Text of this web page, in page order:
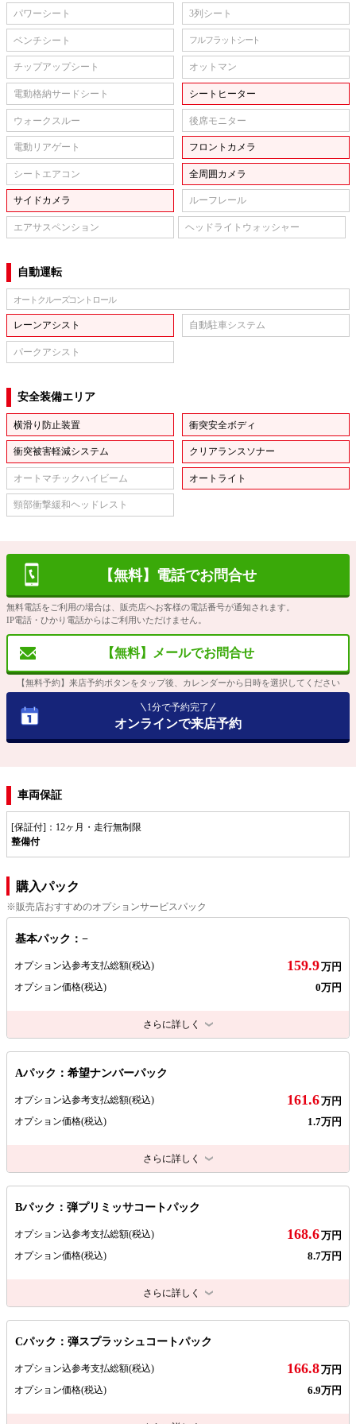
パワーシート 3列シート
ベンチシート フルフラットシート
チップアップシート オットマン
電動格納サードシート シートヒーター
ウォークスルー 後席モニター
電動リアゲート フロントカメラ
シートエアコン 全周囲カメラ
サイドカメラ ルーフレール
エアサスペンション ヘッドライトウォッシャー
自動運転
オートクルーズコントロール
レーンアシスト 自動駐車システム
パークアシスト
安全装備エリア
横滑り防止装置 衝突安全ボディ
衝突被害軽減システム クリアランスソナー
オートマチックハイビーム オートライト
頸部衝撃緩和ヘッドレスト
【無料】電話でお問合せ
無料電話をご利用の場合は、販売店へお客様の電話番号が通知されます。
IP電話・ひかり電話からはご利用いただけません。
【無料】メールでお問合せ
【無料予約】来店予約ボタンをタップ後、カレンダーから日時を選択してください
1分で予約完了
オンラインで来店予約
車両保証
[保証付]：12ヶ月・走行無制限
整備付
購入パック
※販売店おすすめのオプションサービスパック
基本パック：−
オプション込参考支払総額(税込) 159.9万円
オプション価格(税込) 0万円
さらに詳しく
Aパック：希望ナンバーパック
オプション込参考支払総額(税込) 161.6万円
オプション価格(税込) 1.7万円
さらに詳しく
Bパック：弾プリミッサコートパック
オプション込参考支払総額(税込) 168.6万円
オプション価格(税込) 8.7万円
さらに詳しく
Cパック：弾スプラッシュコートパック
オプション込参考支払総額(税込) 166.8万円
オプション価格(税込) 6.9万円